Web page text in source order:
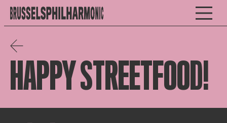
HAPPY STREETFOOD!